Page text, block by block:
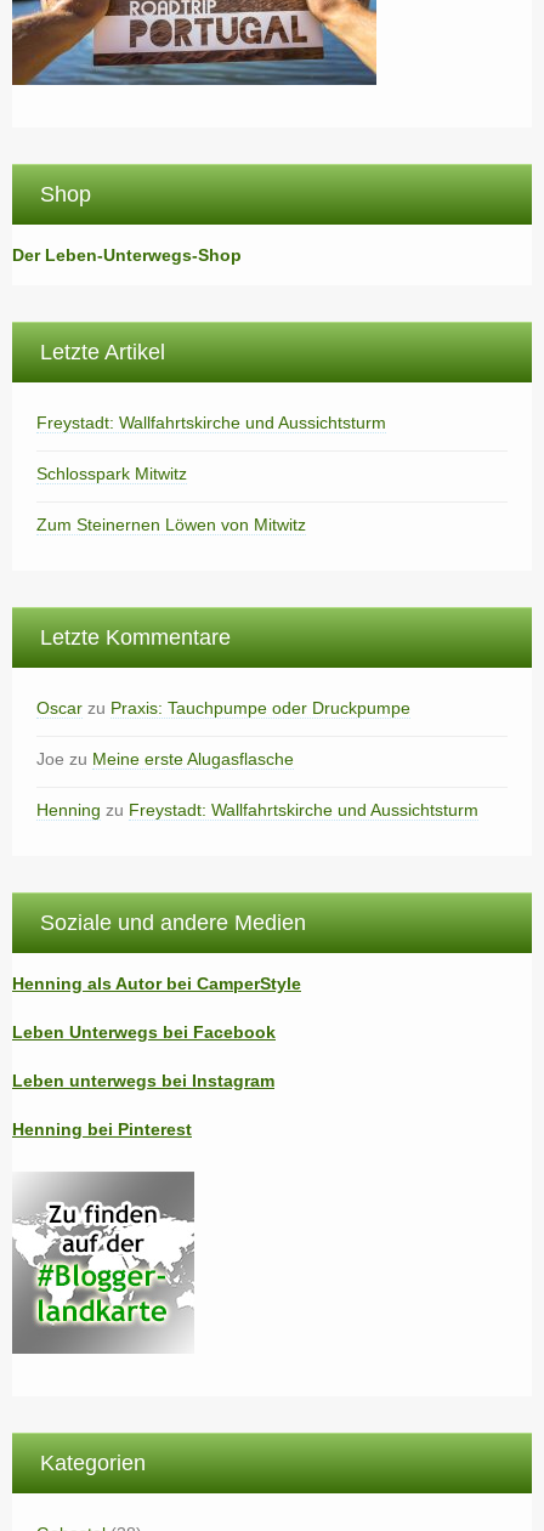
Shop
Der Leben-Unterwegs-Shop
Letzte Artikel
Freystadt: Wallfahrtskirche und Aussichtsturm
Schlosspark Mitwitz
Zum Steinernen Löwen von Mitwitz
Letzte Kommentare
Oscar zu Praxis: Tauchpumpe oder Druckpumpe
Joe zu Meine erste Alugasflasche
Henning zu Freystadt: Wallfahrtskirche und Aussichtsturm
Soziale und andere Medien
Henning als Autor bei CamperStyle
Leben Unterwegs bei Facebook
Leben unterwegs bei Instagram
Henning bei Pinterest
Kategorien